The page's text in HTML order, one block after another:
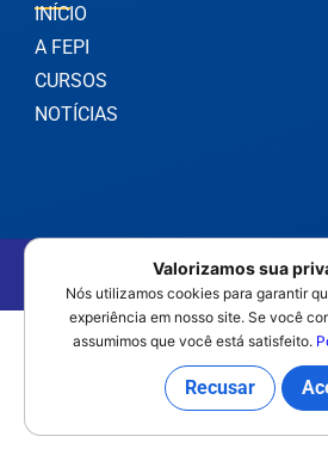
INÍCIO
A FEPI
CURSOS
NOTÍCIAS
©2025 FEPI Itajubá - Todos os
Política de
Valorizamos sua
Nós utilizamos cookies para garantir
experiência em nosso site. Se você
assumimos que você está satisfeito.
Recusar